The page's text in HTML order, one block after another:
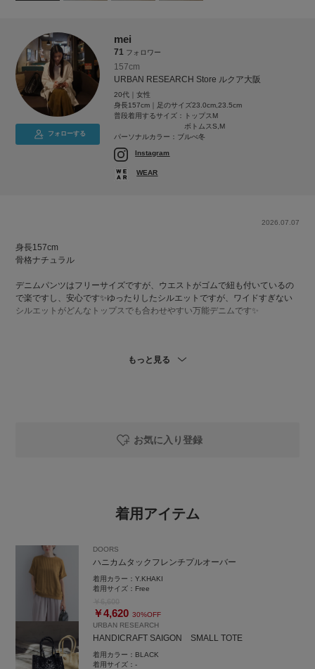
フォローする
mei
71 フォロワー
157cm
URBAN RESEARCH Store ルクア大阪
20代｜女性
身長157cm｜足のサイズ23.0cm,23.5cm
普段着用するサイズ：
トップスM
ボトムスS,M
パーソナルカラー：ブルべ冬
Instagram
WEAR
2026.07.07
身長157cm
骨格ナチュラル
デニムパンツはフリーサイズですが、ウエストがゴムで紐も付いているの
で楽ですし、安心です✨ゆったりしたシルエットですが、ワイドすぎない
シルエットがどんなトップスでも合わせやすい万能デニムです✨
_____________________________________
_____________________________________
もっと見る
お気に入り登録
着用アイテム
DOORS
ハニカムタックフレンチプルオーバー
着用カラー：Y.KHAKI
着用サイズ： Free
￥4,620 30%OFF
URBAN RESEARCH
HANDICRAFT SAIGON SMALL TOTE
着用カラー： BLACK
着用サイズ：-